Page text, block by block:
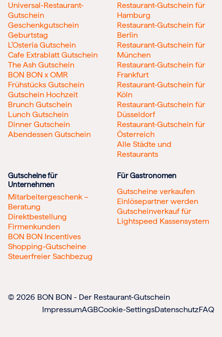
Universal-Restaurant-
Gutschein
Geschenkgutschein
Geburtstag
L’Osteria Gutschein
Cafe Extrablatt Gutschein
The Ash Gutschein
BON BON x OMR
Frühstücks Gutschein
Gutschein Hochzeit
Brunch Gutschein
Lunch Gutschein
Dinner Gutschein
Abendessen Gutschein
Restaurant-Gutschein für
Hamburg
Restaurant-Gutschein für
Berlin
Restaurant-Gutschein für
München
Restaurant-Gutschein für
Frankfurt
Restaurant-Gutschein für
Köln
Restaurant-Gutschein für
Düsseldorf
Restaurant-Gutschein für
Österreich
Alle Städte und
Restaurants
Gutscheine für
Unternehmen
Mitarbeitergeschenk –
Beratung
Direktbestellung
Firmenkunden
BON BON Incentives
Shopping-Gutscheine
Steuerfreier Sachbezug
Für Gastronomen
Gutscheine verkaufen
Einlösepartner werden
Gutscheinverkauf für
Lightspeed Kassensystem
© 2026 BON BON - Der Restaurant-Gutschein
ImpressumAGBCookie-SettingsDatenschutzFAQ